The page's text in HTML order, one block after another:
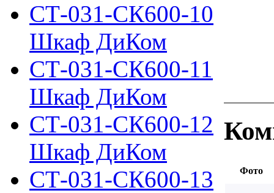
СТ-031-СК600-10
Шкаф ДиКом
СТ-031-СК600-11
Шкаф ДиКом
СТ-031-СК600-12
Шкаф ДиКом
СТ-031-СК600-13
Фото